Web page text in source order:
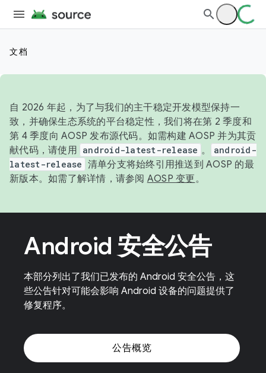
文档
自 2026 年起，为了与我们的主干稳定开发模型保持一
致，并确保生态系统的平台稳定性，我们将在第 2 季度和
第 4 季度向 AOSP 发布源代码。如需构建 AOSP 并为其贡
献代码，请使用 android-latest-release 。
android-
latest-release 清单分支将始终引用推送到 AOSP 的最
新版本。如需了解详情，请参阅 AOSP 变更。
Android 安全公告
本部分列出了我们已发布的 Android 安全公告，这
些公告针对可能会影响 Android 设备的问题提供了
修复程序。
公告概览